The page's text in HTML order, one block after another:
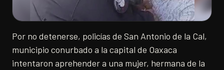
Por no detenerse, policías de San Antonio de la Cal,
municipio conurbado a la capital de Oaxaca
intentaron aprehender a una mujer, hermana de la